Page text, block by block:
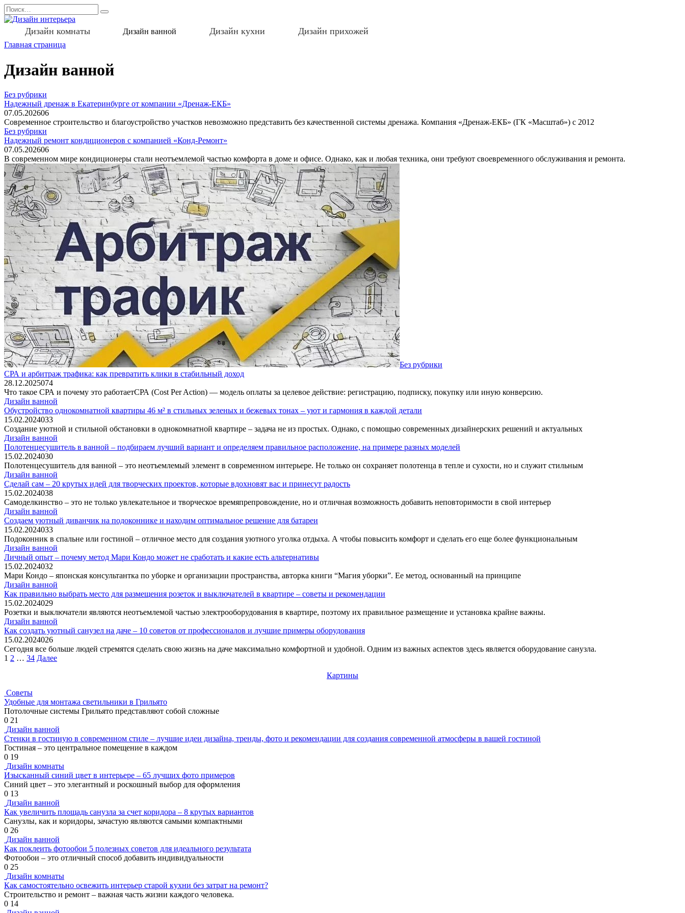
Перейти
к
содержанию
Search
for:
Дизайн комнаты Дизайн ванной Дизайн кухни Дизайн прихожей
Главная страница
Дизайн ванной
Без рубрики
Надежный дренаж в Екатеринбурге от компании «Дренаж-ЕКБ»
07.05.202606
Современное строительство и благоустройство участков невозможно представить без качественной системы дренажа. Компания «Дренаж-ЕКБ» (ГК «Масштаб») с 2012
Без рубрики
Надежный ремонт кондиционеров с компанией «Конд-Ремонт»
07.05.202606
В современном мире кондиционеры стали неотъемлемой частью комфорта в доме и офисе. Однако, как и любая техника, они требуют своевременного обслуживания и ремонта.
Без рубрики
СРА и арбитраж трафика: как превратить клики в стабильный доход
28.12.2025074
Что такое СРА и почему это работаетСРА (Cost Per Action) — модель оплаты за целевое действие: регистрацию, подписку, покупку или иную конверсию.
Дизайн ванной
Обустройство однокомнатной квартиры 46 м² в стильных зеленых и бежевых тонах – уют и гармония в каждой детали
15.02.2024033
Создание уютной и стильной обстановки в однокомнатной квартире – задача не из простых. Однако, с помощью современных дизайнерских решений и актуальных
Дизайн ванной
Полотенцесушитель в ванной – подбираем лучший вариант и определяем правильное расположение, на примере разных моделей
15.02.2024030
Полотенцесушитель для ванной – это неотъемлемый элемент в современном интерьере. Не только он сохраняет полотенца в тепле и сухости, но и служит стильным
Дизайн ванной
Сделай сам – 20 крутых идей для творческих проектов, которые вдохновят вас и принесут радость
15.02.2024038
Самоделкинство – это не только увлекательное и творческое времяпрепровождение, но и отличная возможность добавить неповторимости в свой интерьер
Дизайн ванной
Создаем уютный диванчик на подоконнике и находим оптимальное решение для батареи
15.02.2024033
Подоконник в спальне или гостиной – отличное место для создания уютного уголка отдыха. А чтобы повысить комфорт и сделать его еще более функциональным
Дизайн ванной
Личный опыт – почему метод Мари Кондо может не сработать и какие есть альтернативы
15.02.2024032
Мари Кондо – японская консультантка по уборке и организации пространства, авторка книги “Магия уборки”. Ее метод, основанный на принципе
Дизайн ванной
Как правильно выбрать место для размещения розеток и выключателей в квартире – советы и рекомендации
15.02.2024029
Розетки и выключатели являются неотъемлемой частью электрооборудования в квартире, поэтому их правильное размещение и установка крайне важны.
Дизайн ванной
Как создать уютный санузел на даче – 10 советов от профессионалов и лучшие примеры оборудования
15.02.2024026
Сегодня все больше людей стремятся сделать свою жизнь на даче максимально комфортной и удобной. Одним из важных аспектов здесь является оборудование санузла.
Пагинация
1 2 … 34 Далее
Картины
Советы
Удобные для монтажа светильники в Грильято
Потолочные системы Грильято представляют собой сложные
0 21
Дизайн ванной
Стенки в гостиную в современном стиле – лучшие идеи дизайна, тренды, фото и рекомендации для создания современной атмосферы в вашей гостиной
Гостиная – это центральное помещение в каждом
0 19
Дизайн комнаты
Изысканный синий цвет в интерьере – 65 лучших фото примеров
Синий цвет – это элегантный и роскошный выбор для оформления
0 13
Дизайн ванной
Как увеличить площадь санузла за счет коридора – 8 крутых вариантов
Санузлы, как и коридоры, зачастую являются самыми компактными
0 26
Дизайн ванной
Как поклеить фотообои 5 полезных советов для идеального результата
Фотообои – это отличный способ добавить индивидуальности
0 25
Дизайн комнаты
Как самостоятельно освежить интерьер старой кухни без затрат на ремонт?
Строительство и ремонт – важная часть жизни каждого человека.
0 14